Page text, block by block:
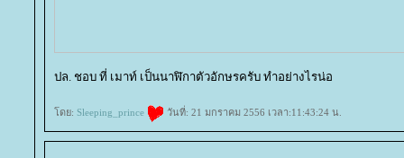
ปล. ชอบ ที่ เมาท์ เป็นนาฬิกาตัวอักษรครับ ทำอย่างไรน่อ
ดย: Sleeping_prince วันที่: 21 มกราคม 2556 เวลา:11:43:24 น.